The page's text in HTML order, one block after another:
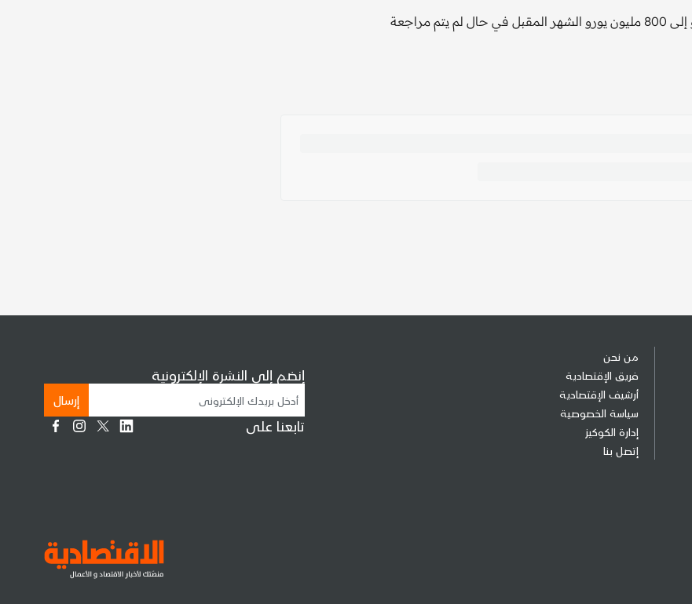
وسيتعين على الشركات أن تدفع ضرائب تراوح من 700 مليون يورو إلى 800 مليون يورو الشهر المقبل في حال لم يتم مراجعة
من نحن
فريق الإقتصادية
أرشيف الإقتصادية
سياسة الخصوصية
إدارة الكوكيز
إتصل بنا
إنضم إلى النشرة الإلكترونية
إرسال
تابعنا على